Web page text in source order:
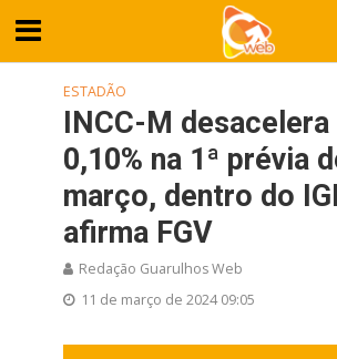
ESTADÃO
INCC-M desacelera
0,10% na 1ª prévia
março, dentro do
afirma FGV
Redação Guarulhos Web
11 de março de 2024 09:05